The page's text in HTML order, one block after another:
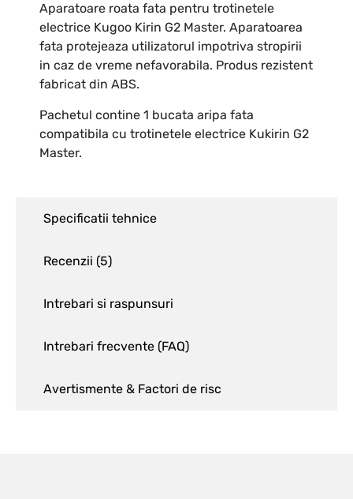
Specificatii tehnice
Recenzii (5)
Intrebari si raspunsuri
Intrebari frecvente (FAQ)
Avertismente & Factori de risc
Aparatoare roata fata pentru trotinetele
electrice Kugoo Kirin G2 Master. Aparatoarea
fata protejeaza utilizatorul impotriva stropirii
in caz de vreme nefavorabila. Produs rezistent
fabricat din ABS.
Pachetul contine 1 bucata aripa fata
compatibila cu trotinetele electrice Kukirin G2
Master.